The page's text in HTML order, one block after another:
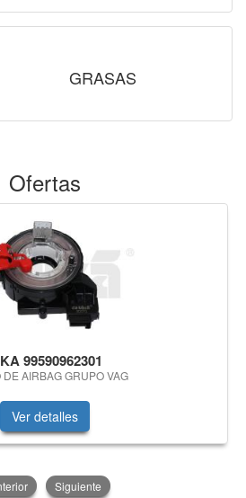
GRASAS
Ofertas
99590962301
AIRBAG GRUPO VAG
Ver detalles
Siguiente